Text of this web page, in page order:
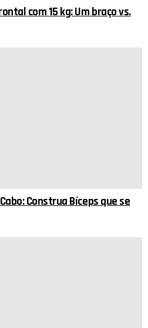
com 15 kg: Um braço vs.
Construa Bíceps que se